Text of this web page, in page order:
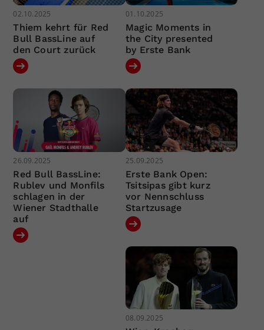
02.10.2025
Thiem kehrt für Red
Bull BassLine auf
den Court zurück
01.10.2025
Magic Moments in
the City presented
by Erste Bank
26.09.2025
Red Bull BassLine:
Rublev und Monfils
schlagen in der
Wiener Stadthalle
auf
25.09.2025
Erste Bank Open:
Tsitsipas gibt kurz
vor Nennschluss
Startzusage
08.09.2025